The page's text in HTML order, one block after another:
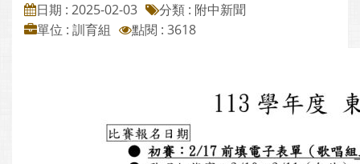
日期 : 2025-02-03
分類 : 附中新聞
單位 : 訓育組
點閱 : 3618